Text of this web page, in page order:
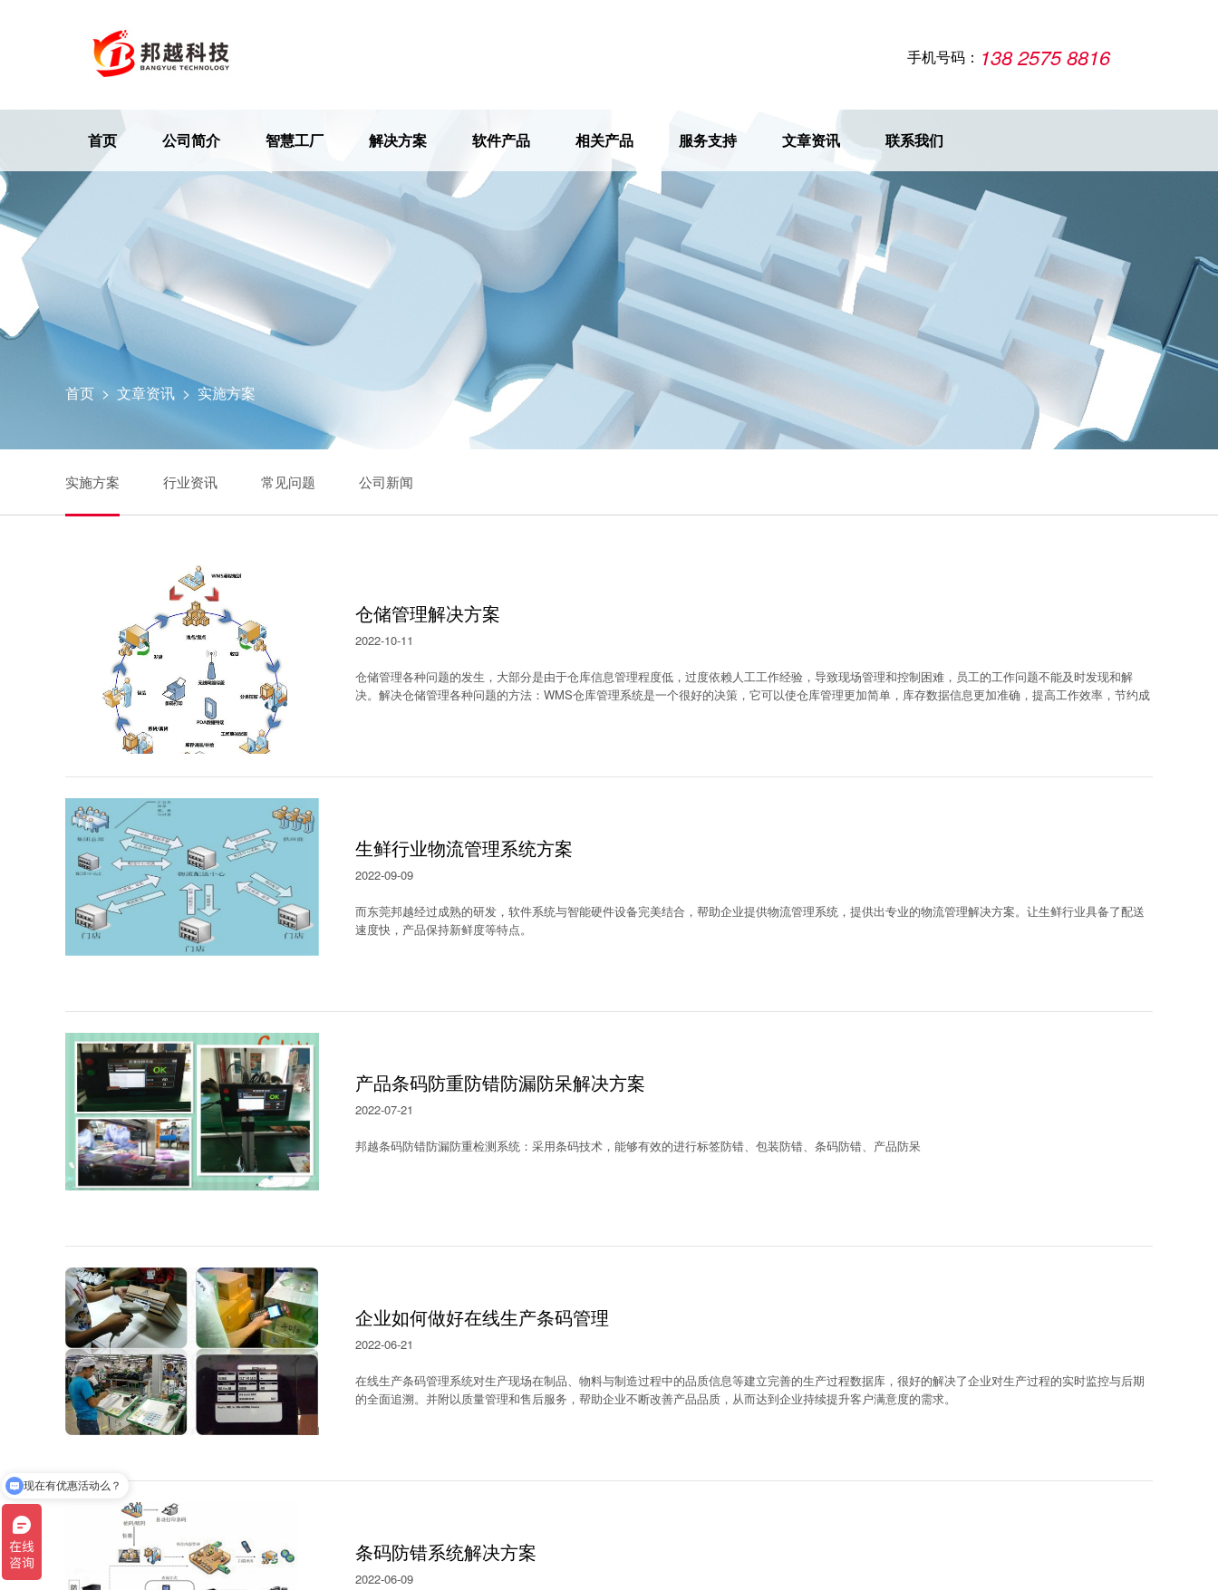
手机号码： 138 2575 8816
首页 公司简介 智慧工厂 解决方案 软件产品 相关产品 服务支持 文章资讯 联系我们
首页 > 文章资讯 > 实施方案
实施方案 行业资讯 常见问题 公司新闻
仓储管理解决方案
2022-10-11
仓储管理各种问题的发生，大部分是由于仓库信息管理程度低，过度依赖人工工作经验，导致现场管理和控制困难，员工的工作问题不能及时发现和解
决。解决仓储管理各种问题的方法：WMS仓库管理系统是一个很好的决策，它可以使仓库管理更加简单，库存数据信息更加准确，提高工作效率，节约成
生鲜行业物流管理系统方案
2022-09-09
而东莞邦越经过成熟的研发，软件系统与智能硬件设备完美结合，帮助企业提供物流管理系统，提供出专业的物流管理解决方案。让生鲜行业具备了配送
速度快，产品保持新鲜度等特点。
产品条码防重防错防漏防呆解决方案
2022-07-21
邦越条码防错防漏防重检测系统：采用条码技术，能够有效的进行标签防错、包装防错、条码防错、产品防呆
企业如何做好在线生产条码管理
2022-06-21
在线生产条码管理系统对生产现场在制品、物料与制造过程中的品质信息等建立完善的生产过程数据库，很好的解决了企业对生产过程的实时监控与后期
的全面追溯。并附以质量管理和售后服务，帮助企业不断改善产品品质，从而达到企业持续提升客户满意度的需求。
条码防错系统解决方案
2022-06-09
可以介绍下你们的产品么？